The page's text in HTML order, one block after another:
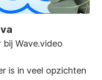
Wave.video
is in veel opzichten